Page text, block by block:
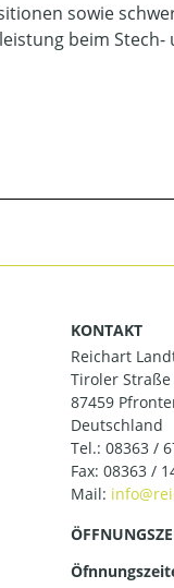
sowie
beim
KONTAKT
Reichart
Tiroler Straße
87459
Deutschland
Tel.: 08363 /
Fax: 08363 /
Mail: